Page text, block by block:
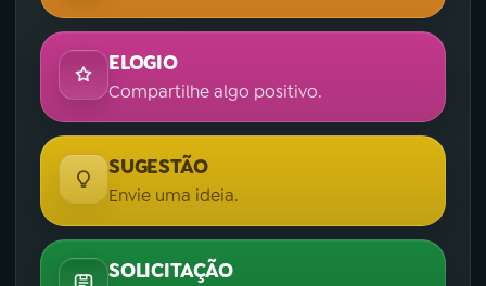
ELOGIO
Compartilhe algo positivo.
SUGESTÃO
Envie uma ideia.
SOLICITAÇÃO